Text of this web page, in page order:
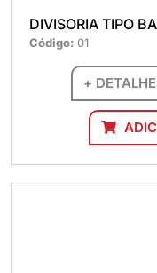
DIVISORIA TIPO
Código: 01
+